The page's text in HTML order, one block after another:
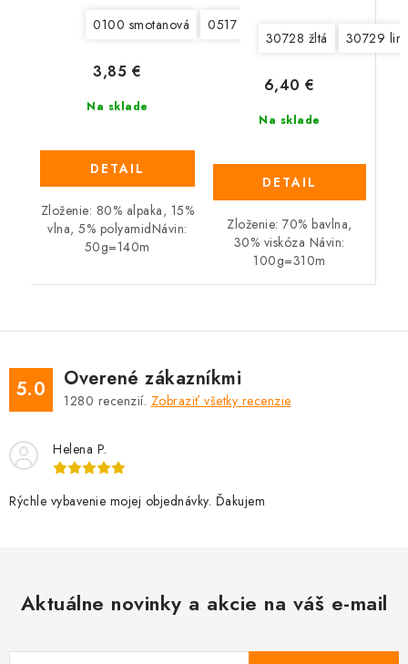
0100 smotanová 0517 šedá
Na sklade
3,85 €
DETAIL
Zloženie: 80% alpaka, 15%
vlna, 5% polyamidNávin:
50g=140m
30728 žltá 30729
Na sklade
6,40 €
DETAIL
Zloženie: 70% bavlna,
30% viskóza Návin:
100g=310m
5.0 Overené zákazníkmi
1280 recenzií. Zobraziť všetky recenzie
Helena P.
Rýchle vybavenie mojej objednávky. Ďakujem
Aktuálne novinky a akcie na váš e-mail